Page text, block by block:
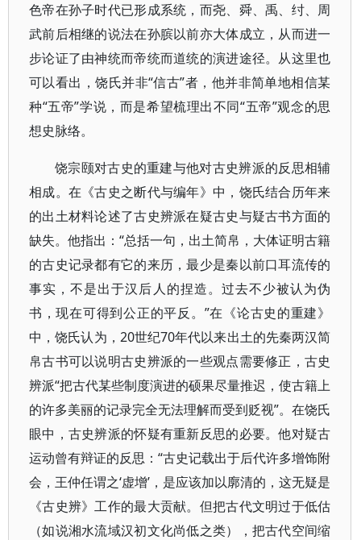
色帝在孙子时代已形成系统，而尧、舜、禹、纣、周
武前后相继的说法在孙膑以前亦大体成立，从而进一
步论证了由神统而帝统而道统的演进途径。从这里也
可以看出，饶氏并非“信古”者，他并非简单地相信某
种“五帝”学说，而是希望梳理出不同“五帝”观念的思
想史脉络。
饶宗颐对古史的重建与他对古史辨派的反思相辅
相成。在《古史之断代与编年》中，饶氏结合历年来
的出土材料论述了古史辨派在疑古史与疑古书方面的
缺失。他指出：“总括一句，出土简帛，大体证明古籍
的古史记录都有它的来历，最少是秦以前口耳流传的
事实，不是出于汉后人的捏造。过去不少被认为伪
书，现在可得到公正的平反。”在《论古史的重建》
中，饶氏认为，20世纪70年代以来出土的先秦两汉简
帛古书可以说明古史辨派的一些观点需要修正，古史
辨派“把古代某些制度演进的硕果尽量推迟，使古籍上
的许多美丽的记录完全无法理解而受到贬视”。在饶氏
眼中，古史辨派的怀疑有重新反思的必要。他对疑古
运动曾有辩证的反思：“古史记载出于后代许多增饰附
会，王仲任谓之‘虚增’，是应该加以廓清的，这无疑是
《古史辨》工作的最大贡献。但把古代文明过于低估
（如说湘水流域汉初文化尚低之类），把古代空间缩